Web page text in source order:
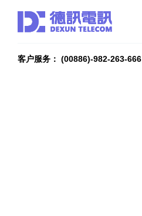
客户服务： (00886)-982-263-666